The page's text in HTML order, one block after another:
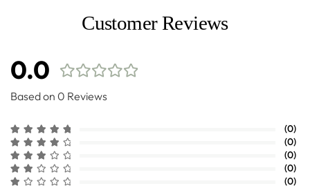
Customer Reviews
0.0
Based on 0 Reviews
(0)
(0)
(0)
(0)
(0)